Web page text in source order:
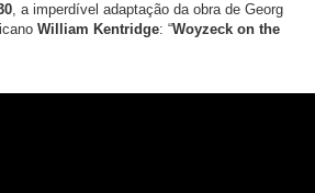
, a imperdível adaptação da obra de Georg
William Kentridge: “Woyzeck on the